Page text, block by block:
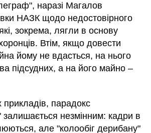
наразі Магалов
НАЗК щодо недостовірного
зокрема, лягли в основу
Втім, якщо довести
йому не вдасться, на нього
підсудних, а на його майно –
парадокс
залишається незмінним: кадри в
але "колообіг дерибану"